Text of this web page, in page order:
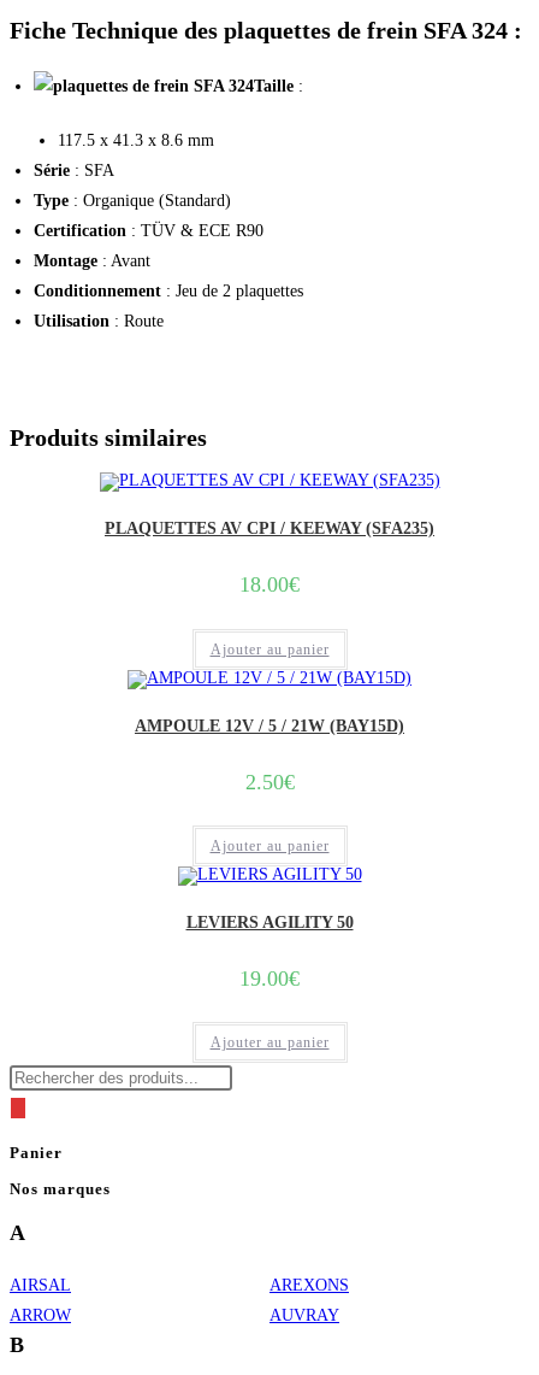
Fiche Technique des plaquettes de frein SFA 324 :
Taille :
117.5 x 41.3 x 8.6 mm
Série : SFA
Type : Organique (Standard)
Certification : TÜV & ECE R90
Montage : Avant
Conditionnement : Jeu de 2 plaquettes
Utilisation : Route
Produits similaires
PLAQUETTES AV CPI / KEEWAY (SFA235)
18.00€
Ajouter au panier
AMPOULE 12V / 5 / 21W (BAY15D)
2.50€
Ajouter au panier
LEVIERS AGILITY 50
19.00€
Ajouter au panier
Recherche
Panier
Nos marques
A
AIRSAL
AREXONS
ARROW
AUVRAY
B